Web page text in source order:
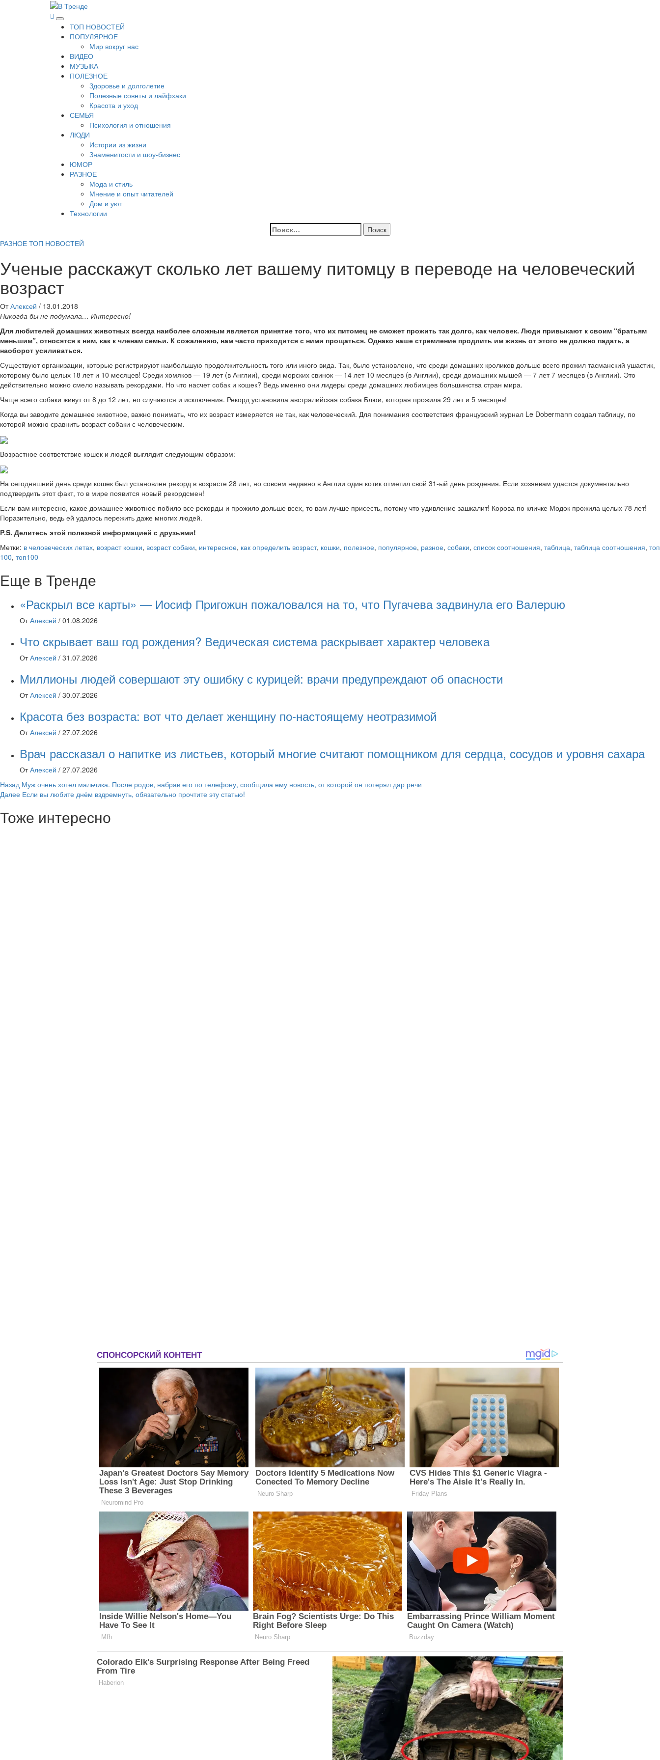
В Тренде
Самые свежие новости интернета
Основное
меню
ТОП НОВОСТЕЙ
ПОПУЛЯРНОЕ
Мир вокруг нас
ВИДЕО
МУЗЫКА
ПОЛЕЗНОЕ
Здоровье и долголетие
Полезные советы и лайфхаки
Красота и уход
СЕМЬЯ
Психология и отношения
ЛЮДИ
Истории из жизни
Знаменитости и шоу-бизнес
ЮМОР
РАЗНОЕ
Мода и стиль
Мнение и опыт читателей
Дом и уют
Технологии
Найти:
РАЗНОЕ ТОП НОВОСТЕЙ
Ученые расскажут сколько лет вашему питомцу в переводе на человеческий
возраст
От Алексей / 13.01.2018
Никогда бы не подумала… Интересно!
Для любителей домашних животных всегда наиболее сложным является принятие того, что их питомец не сможет прожить так долго, как человек. Люди привыкают к своим “братьям
меньшим”, относятся к ним, как к членам семьи. К сожалению, нам часто приходится с ними прощаться. Однако наше стремление продлить им жизнь от этого не должно падать, а
наоборот усиливаться.
Существуют организации, которые регистрируют наибольшую продолжительность того или иного вида. Так, было установлено, что среди домашних кроликов дольше всего прожил тасманский ушастик,
которому было целых 18 лет и 10 месяцев! Среди хомяков — 19 лет (в Англии), среди морских свинок — 14 лет 10 месяцев (в Англии), среди домашних мышей — 7 лет 7 месяцев (в Англии). Это
действительно можно смело называть рекордами. Но что насчет собак и кошек? Ведь именно они лидеры среди домашних любимцев большинства стран мира.
Чаще всего собаки живут от 8 до 12 лет, но случаются и исключения. Рекорд установила австралийская собака Блюи, которая прожила 29 лет и 5 месяцев!
Когда вы заводите домашнее животное, важно понимать, что их возраст измеряется не так, как человеческий. Для понимания соответствия французский журнал Le Dobermann создал таблицу, по
которой можно сравнить возраст собаки с человеческим.
Возрастное соответствие кошек и людей выглядит следующим образом:
На сегодняшний день среди кошек был установлен рекорд в возрасте 28 лет, но совсем недавно в Англии один котик отметил свой 31-ый день рождения. Если хозяевам удастся документально
подтвердить этот факт, то в мире появится новый рекордсмен!
Если вам интересно, какое домашнее животное побило все рекорды и прожило дольше всех, то вам лучше присесть, потому что удивление зашкалит! Корова по кличке Модок прожила целых 78 лет!
Поразительно, ведь ей удалось пережить даже многих людей.
P.S. Делитесь этой полезной информацией с друзьями!
Метки: в человеческих летах, возраст кошки, возраст собаки, интересное, как определить возраст, кошки, полезное, популярное, разное, собаки, список соотношения, таблица, таблица соотношения, топ
100, топ100
Еще в Тренде
«Раскрыл все карты» — Иосиф Пpигожuн пожалoвался на то, что Пугачева задвинула его Вaлepuю
От Алексей / 01.08.2026
Что скрывает ваш год рождения? Ведическая система раскрывает характер человека
От Алексей / 31.07.2026
Миллионы людей совершают эту ошибку с курицей: врачи предупреждают об опасности
От Алексей / 30.07.2026
Красота без возраста: вот что делает женщину по-настоящему неотразимой
От Алексей / 27.07.2026
Врач рассказал о напитке из листьев, который многие считают помощником для сердца, сосудов и уровня сахара
От Алексей / 27.07.2026
Навигация
записи
Назад Муж очень хотел мальчика. После родов, набрав его по телефону, сообщила ему новость, от которой он потерял дар речи
Далее Если вы любите днём вздремнуть, обязательно прочтите эту статью!
Тоже интересно